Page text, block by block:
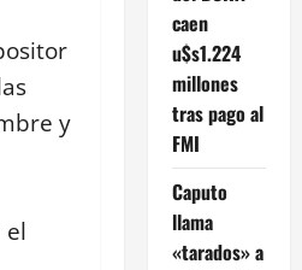
y
el
caen
u$s1.224
millones
tras pago al
FMI
Caputo
llama
«tarados» a